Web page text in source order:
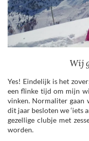
Wij
Yes! Eindelijk is het
een flinke tijd om mijn
vinken. Normaliter
dit jaar besloten we ‘iets
gezellige clubje met
worden.